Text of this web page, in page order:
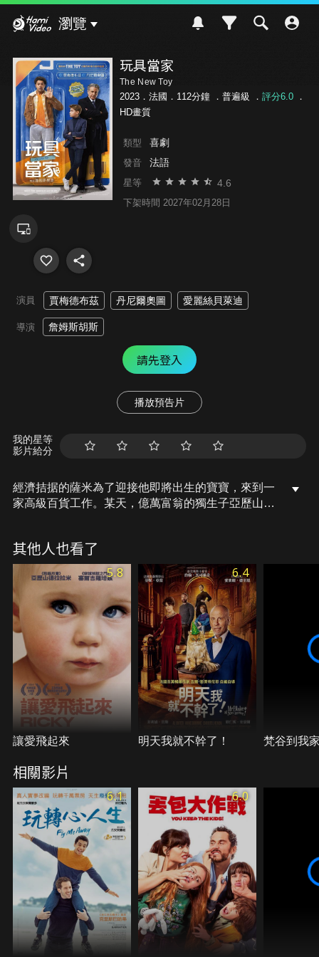
瀏覽
玩具當家
The New Toy
2023．法國．112分鐘 ． 普遍級 ． 評分6.0．
HD畫質
類型 喜劇
發音 法語
星等 4.6
下架時間 2027年02月28日
演員 賈梅德布茲 丹尼爾奧圖 愛麗絲貝萊迪
導演 詹姆斯胡斯
請先登入
播放預告片
我的星等
影片給分
經濟拮据的薩米為了迎接他即將出生的寶寶，來到一
家高級百貨工作。某天，億萬富翁的獨生子亞歷山大
著薩米越來越深入富豪的生活，他發現了一些不可告
人的秘密，這兩個家庭也將迎來天翻地覆的變化……
其他人也看了
5.8
讓愛飛起來
6.4
明天我就不幹了！ 梵谷到我
相關影片
6.1 6.0